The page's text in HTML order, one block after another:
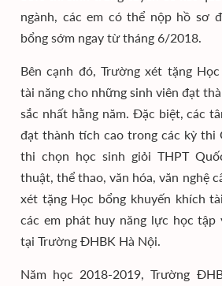
ngành, các em có thể nộp hồ sơ
bổng sớm ngay từ tháng 6/2018.
Bên cạnh đó, Trường xét tặng
tài năng cho những sinh viên đạt
sắc nhất hằng năm. Đặc biệt, các
đạt thành tích cao trong các kỳ thi
thi chọn học sinh giỏi THPT
thuật, thể thao, văn hóa, văn nghệ
xét tặng Học bổng khuyến khích
các em phát huy năng lực học tập
tại Trường ĐHBK Hà Nội.
Năm học 2018-2019, Trường